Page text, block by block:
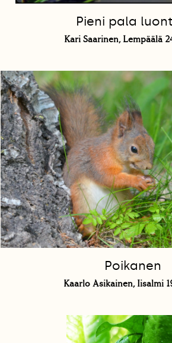
Pieni pala
Kari Saarinen, Lempäälä
Poikanen
Kaarlo Asikainen, Iisalmi